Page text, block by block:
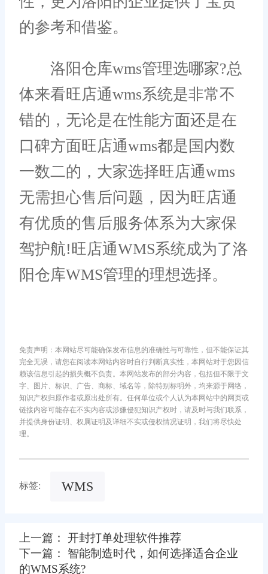
的参考和借鉴。
洛阳仓库wms管理选哪家?总
体来看旺店通wms系统是非常不
错的，无论是在性能方面还是在
口碑方面旺店通wms都是国内数
一数二的，大家选择旺店通wms
无需担心售后问题，因为旺店通
有优质的售后服务体系为大家保
驾护航!旺店通WMS系统成为了洛
阳仓库WMS管理的理想选择。
免责声明：本网站尽可能确保发布信息的准确性与可靠性，但不能保证其
完全无误，请您在阅读本网站内容时自行判断真实性，本网站对于您因信
赖该信息引起的损失概不负责。本网站发布的部分内容，包括但不限于文
字、图片、标识、广告、商标、域名等，除特别标明外，均来源于网络，
知识产权归原作者或原出处所有。任何单位或个人认为本网站中的网页或
链接内容可能存在不实内容或涉嫌侵犯知识产权时，请及时与我们联系，
并提供身份证明、权属证明及详细不实或侵权情况证明，我们将尽快处
理。
标签: WMS
上一篇： 开封打单处理软件推荐
下一篇： 智能制造时代，如何选择适合企业
的WMS系统?